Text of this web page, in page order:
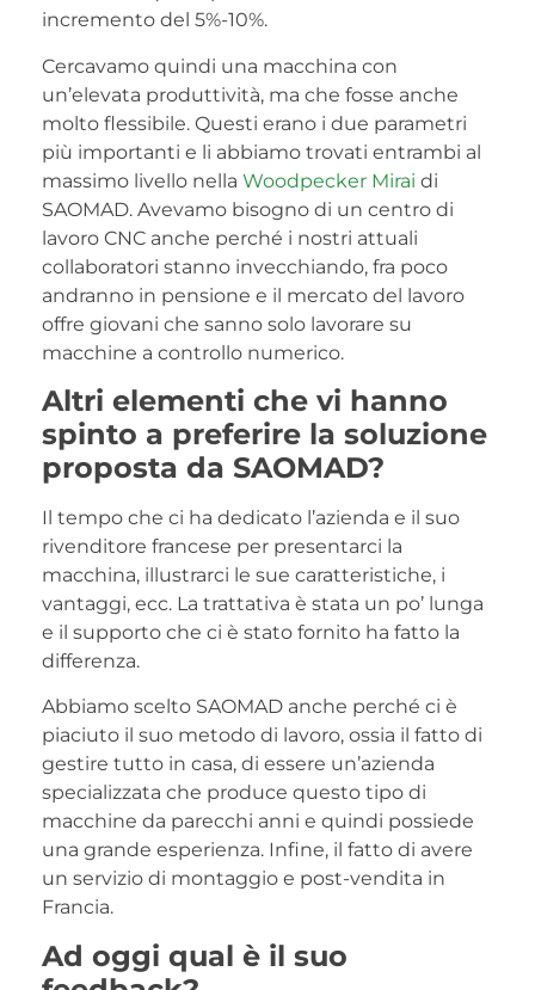
incremento del 5%-10%.
Cercavamo quindi una macchina con
un’elevata produttività, ma che fosse anche
molto flessibile. Questi erano i due parametri
più importanti e li abbiamo trovati entrambi al
massimo livello nella Woodpecker Mirai di
SAOMAD. Avevamo bisogno di un centro di
lavoro CNC anche perché i nostri attuali
collaboratori stanno invecchiando, fra poco
andranno in pensione e il mercato del lavoro
offre giovani che sanno solo lavorare su
macchine a controllo numerico.
Altri elementi che vi hanno
spinto a preferire la soluzione
proposta da SAOMAD?
Il tempo che ci ha dedicato l’azienda e il suo
rivenditore francese per presentarci la
macchina, illustrarci le sue caratteristiche, i
vantaggi, ecc. La trattativa è stata un po’ lunga
e il supporto che ci è stato fornito ha fatto la
differenza.
Abbiamo scelto SAOMAD anche perché ci è
piaciuto il suo metodo di lavoro, ossia il fatto di
gestire tutto in casa, di essere un’azienda
specializzata che produce questo tipo di
macchine da parecchi anni e quindi possiede
una grande esperienza. Infine, il fatto di avere
un servizio di montaggio e post-vendita in
Francia.
Ad oggi qual è il suo